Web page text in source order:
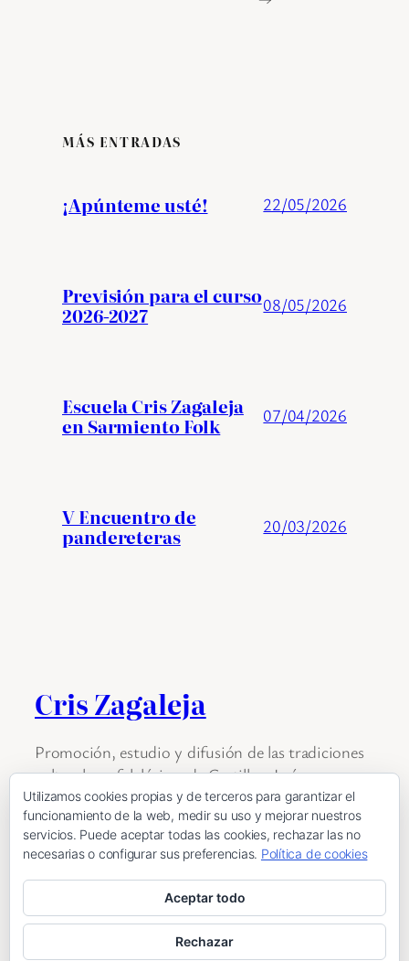
MÁS ENTRADAS
¡Apúnteme usté! 22/05/2026
Previsión para el curso
2026-2027 08/05/2026
Escuela Cris Zagaleja
en Sarmiento Folk 07/04/2026
V Encuentro de
pandereteras 20/03/2026
Cris Zagaleja
Promoción, estudio y difusión de las tradiciones
culturales y folclóricas de Castilla y León
EventosNoticiasEncuentro de pandereteras
Política de privacidad·Política de cookies
Utilizamos cookies propias y de terceros para garantizar el
funcionamiento de la web, medir su uso y mejorar nuestros
servicios. Puede aceptar todas las cookies, rechazar las no
necesarias o configurar sus preferencias. Política de cookies
Aceptar todo
Rechazar